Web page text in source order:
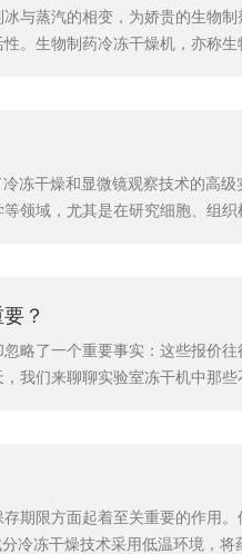
与蒸汽的相变，为娇贵的生物
。生物制药冷冻干燥机，亦称生
冻干燥和显微镜观察技术的高
领域，尤其是在研究细胞、组织
？
略了一个重要事实：这些报价
我们来聊聊实验室冻干机中那些
期限方面起着至关重要的作用
冷冻干燥技术采用低温环境，将